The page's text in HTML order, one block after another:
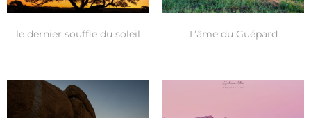
le dernier souffle du soleil L’âme du Guépard